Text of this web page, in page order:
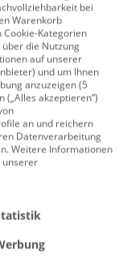
bei
Warenkorb
Kategorien
die Nutzung
auf unserer
und um Ihnen
anzuzeigen (5
(„Alles akzeptieren“)
an und reichern
Datenverarbeitung
Weitere Informationen
unserer